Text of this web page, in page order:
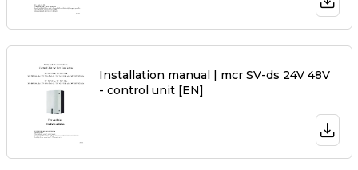
Installation manual | mcr SV-ds 24V 48V
- control unit [EN]